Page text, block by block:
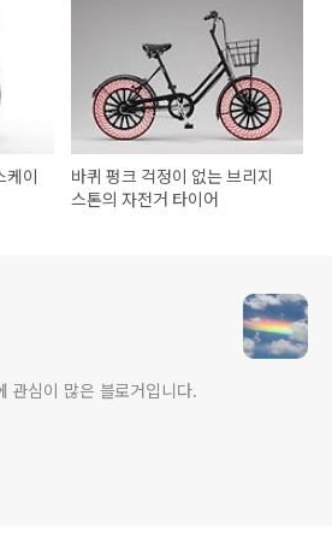
케이
바퀴 펑크 걱정이 없는 브리지
스톤의 자전거 타이어
관심이 많은 블로거입니다.